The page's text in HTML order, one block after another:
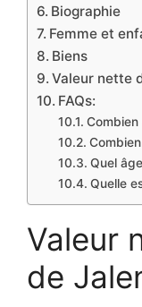
Biographie
Femme et
Biens
Valeur nette
FAQs:
Combien
Quel
Quelle
Valeur
de